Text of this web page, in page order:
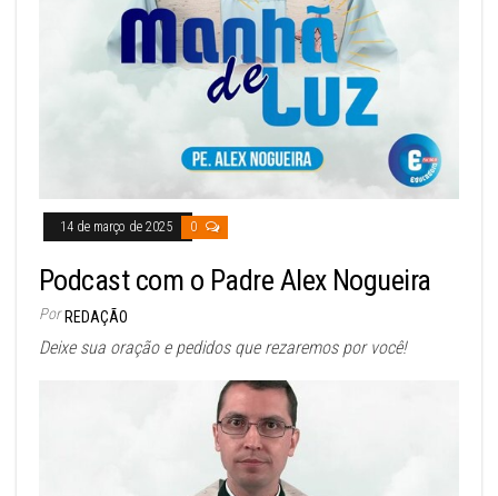
14 de março de 2025 0
Podcast com o Padre Alex Nogueira
Por REDAÇÃO
Deixe sua oração e pedidos que rezaremos por você!